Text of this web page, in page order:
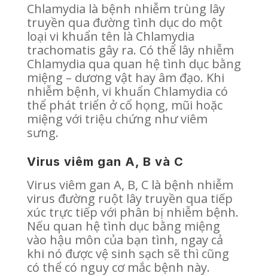
Chlamydia là bệnh nhiễm trùng lây
truyền qua đường tình dục do một
loại vi khuẩn tên là Chlamydia
trachomatis gây ra. Có thể lây nhiễm
Chlamydia qua quan hệ tình dục bằng
miệng – dương vật hay âm đạo. Khi
nhiễm bệnh, vi khuẩn Chlamydia có
thể phát triển ở cổ họng, mũi hoặc
miệng với triệu chứng như viêm
sưng.
Virus viêm gan A, B và C
Virus viêm gan A, B, C là bệnh nhiễm
virus đường ruột lây truyền qua tiếp
xúc trực tiếp với phân bị nhiễm bệnh.
Nếu quan hệ tình dục bằng miệng
vào hậu môn của bạn tình, ngay cả
khi nó được vệ sinh sạch sẽ thì cũng
có thể có nguy cơ mắc bệnh này.